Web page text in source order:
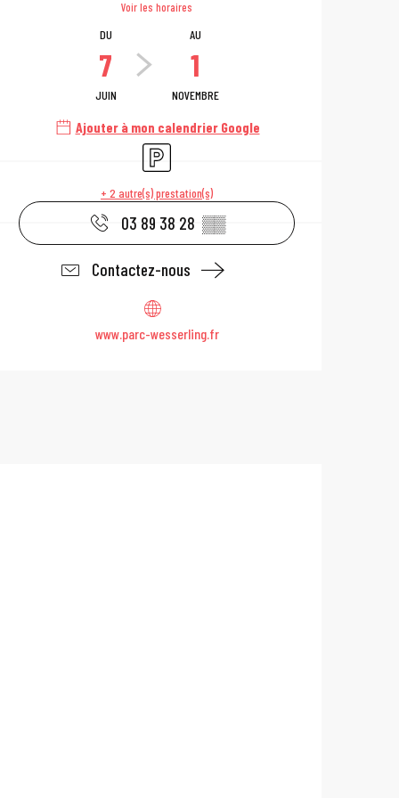
Voir les horaires
DU
7
JUIN
AU
1
NOVEMBRE
Ajouter à mon calendrier Google
Parking
+ 2 autre(s) prestation(s)
03 89 38 28 ▒▒
Contactez-nous
www.parc-wesserling.fr